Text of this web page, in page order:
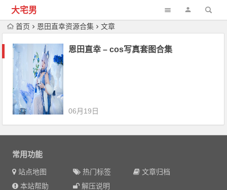
大宅男
首页 恩田直幸资源合集 文章
恩田直幸 – cos写真套图合集
06月19日
常用功能
站点地图 热门标签
文章归档
本站帮助
解压说明